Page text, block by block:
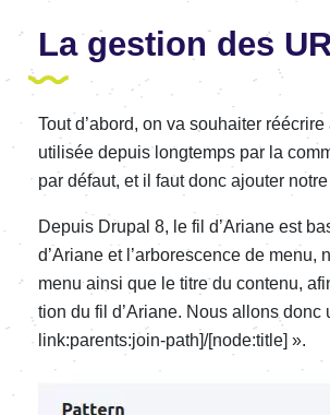
La gestion des
Tout d’abord, on va souhai­­ter
utili­­sée depuis long­­temps par la
par défaut, et il faut donc ajou­­ter
Depuis Drupal 8, le fil d’Ariane est
d’Ariane et l’ar­­bo­­res­­cence de
menu ainsi que le titre du contenu,
tion du fil d’Ariane. Nous allons donc
link:parents:join-path]/[node:title] ».